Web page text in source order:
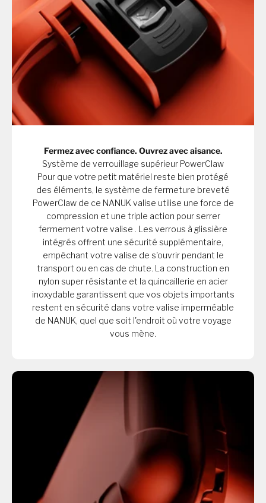
Fermez avec confiance. Ouvrez avec aisance.
Système de verrouillage supérieur PowerClaw
Pour que votre petit matériel reste bien protégé
des éléments, le système de fermeture breveté
PowerClaw de ce NANUK valise utilise une force de
compression et une triple action pour serrer
fermement votre valise . Les verrous à glissière
intégrés offrent une sécurité supplémentaire,
empêchant votre valise de s'ouvrir pendant le
transport ou en cas de chute. La construction en
nylon super résistante et la quincaillerie en acier
inoxydable garantissent que vos objets importants
restent en sécurité dans votre valise imperméable
de NANUK, quel que soit l'endroit où votre voyage
vous mène.